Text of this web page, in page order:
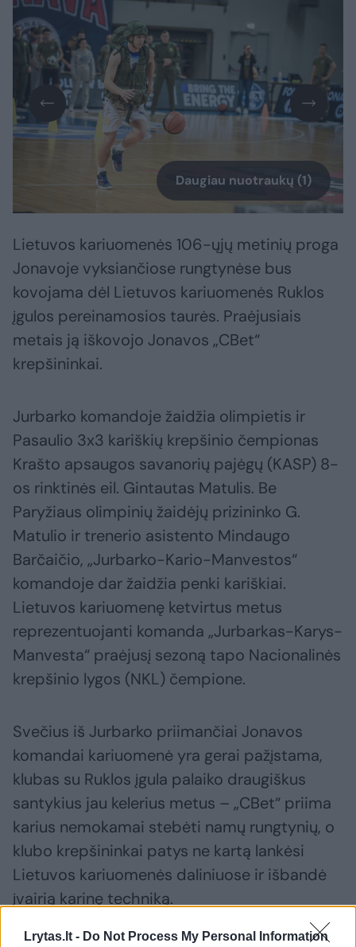
Lrytas.lt - Do Not Process My Personal Information
Daugiau nuotraukų (1)
Lietuvos kariuomenės 106-ųjų metinių proga
Jonavoje vyksiančiose rungtynėse bus
kovojama dėl Lietuvos kariuomenės Ruklos
įgulos pereinamosios taurės. Praėjusiais
metais ją iškovojo Jonavos „CBet“
krepšininkai.
Jurbarko komandoje žaidžia olimpietis ir
Pasaulio 3x3 kariškių krepšinio čempionas
Krašto apsaugos savanorių pajėgų (KASP) 8-
os rinktinės eil. Gintautas Matulis. Be
Paryžiaus olimpinių žaidėjų prizininko G.
Matulio ir trenerio asistento Mindaugo
Barčaičio, „Jurbarko-Kario-Manvestos“
komandoje dar žaidžia penki kariškiai.
Lietuvos kariuomenę ketvirtus metus
reprezentuojanti komanda „Jurbarkas-Karys-
Manvesta“ praėjusį sezoną tapo Nacionalinės
krepšinio lygos (NKL) čempione.
Svečius iš Jurbarko priimančiai Jonavos
komandai kariuomenė yra gerai pažįstama,
klubas su Ruklos įgula palaiko draugiškus
santykius jau kelerius metus – „CBet“ priima
karius nemokamai stebėti namų rungtynių, o
klubo krepšininkai patys ne kartą lankėsi
Lietuvos kariuomenės daliniuose ir išbandė
įvairią karinę techniką.